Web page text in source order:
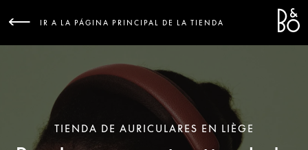
IR A LA PÁGINA PRINCIPAL DE LA TIENDA
TIENDA DE AURICULARES EN LIÈGE